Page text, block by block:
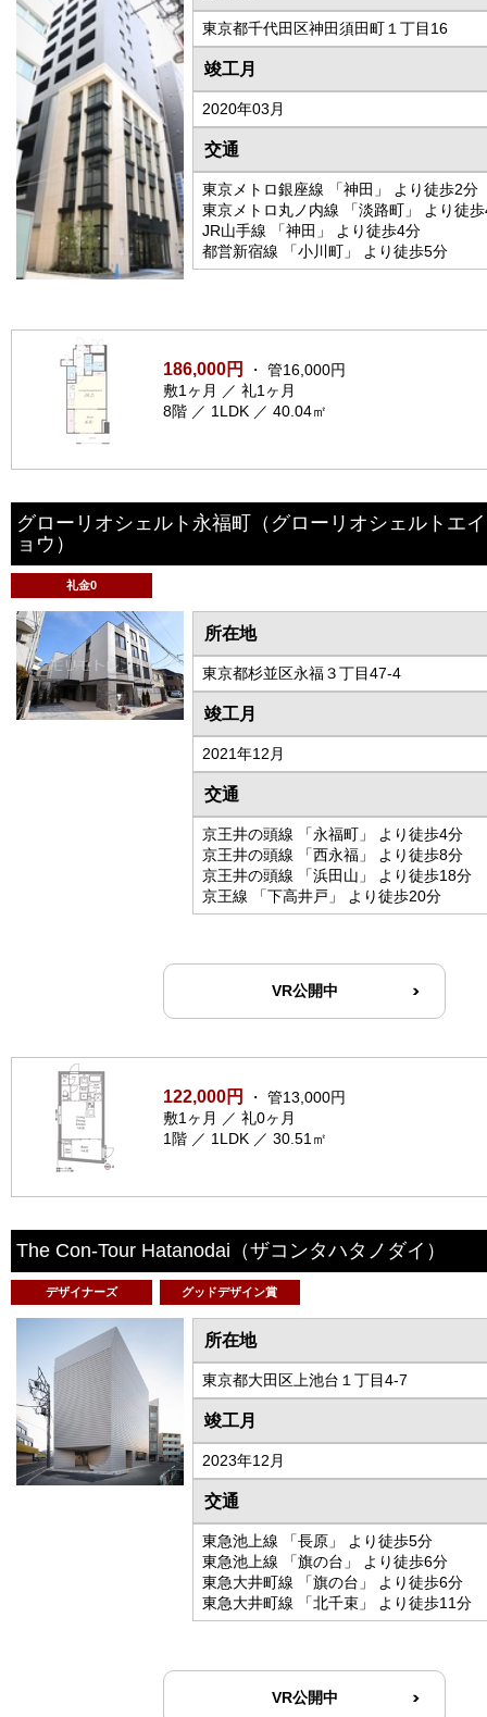
東京都千代田区神田須田町１丁目16
竣工月
2020年03月
交通
東京メトロ銀座線 「神田」 より徒歩2分
東京メトロ丸ノ内線 「淡路町」 より徒
JR山手線 「神田」 より徒歩4分
都営新宿線 「小川町」 より徒歩5分
186,000円
・ 管16,000円
敷1ヶ月 ／ 礼1ヶ月
8階 ／ 1LDK ／ 40.04㎡
グローリオシェルト永福町 （グローリオシェルトエ
ョウ）
礼金0
所在地
東京都杉並区永福３丁目47-4
竣工月
2021年12月
交通
京王井の頭線 「永福町」 より徒歩4分
京王井の頭線 「西永福」 より徒歩8分
京王井の頭線 「浜田山」 より徒歩18分
京王線 「下高井戸」 より徒歩20分
VR公開中
122,000円
・ 管13,000円
敷1ヶ月 ／ 礼0ヶ月
1階 ／ 1LDK ／ 30.51㎡
The Con-Tour Hatanodai （ザコンタハタノダイ）
デザイナーズ グッドデザイン賞
所在地
東京都大田区上池台１丁目4-7
竣工月
2023年12月
交通
東急池上線 「長原」 より徒歩5分
東急池上線 「旗の台」 より徒歩6分
東急大井町線 「旗の台」 より徒歩6分
東急大井町線 「北千束」 より徒歩11分
VR公開中